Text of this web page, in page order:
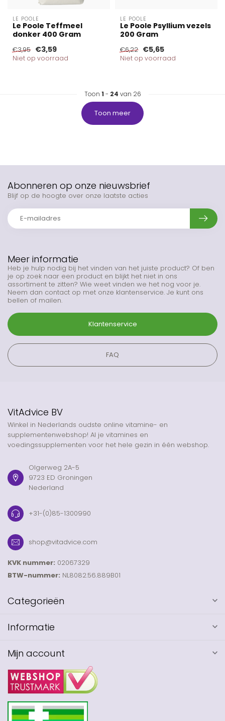
LE POOLE
Le Poole Teffmeel
donker 400 Gram
€3,95 €3,59
Niet op voorraad
LE POOLE
Le Poole Psyllium vezels
200 Gram
€6,22 €5,65
Niet op voorraad
Toon 1 - 24 van 26
Toon meer
Meer informatie
Heb je hulp nodig bij het vinden van het juiste product? Of ben
je op zoek naar een product en blijkt het niet in ons
assortiment te zitten? Wie weet vinden we het nog voor je.
Neem dan contact op met onze klantenservice. Je kunt ons
bellen of mailen.
Klantenservice
FAQ
Abonneren op onze nieuwsbrief
Blijf op de hoogte over onze laatste acties
VitAdvice BV
Winkel in Nederlands oudste online vitamine- en
supplementenwebshop! Al je vitamines en
voedingssupplementen voor het hele gezin in één webshop.
Olgerweg 2A-5
9723 ED Groningen
Nederland
+31-(0)85-1300990
shop@vitadvice.com
KVK nummer: 02067329
BTW-nummer: NL8082.56.889B01
Categorieën
Informatie
Mijn account